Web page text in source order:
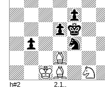
h#2 2.1..